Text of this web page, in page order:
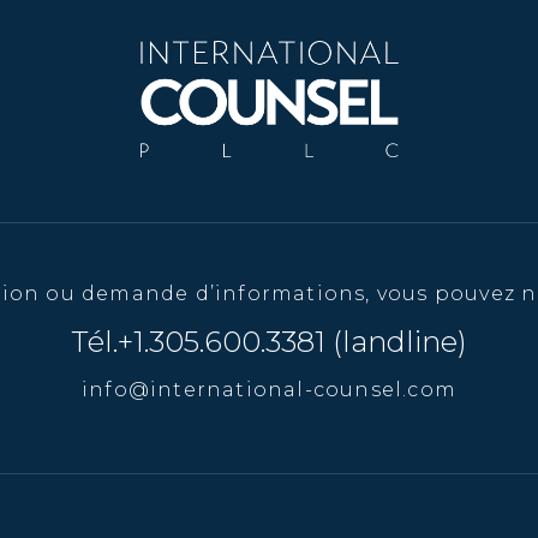
ou demande d’informations, vous pouvez
Tél.+1.305.600.3381 (landline)
info@international-counsel.com